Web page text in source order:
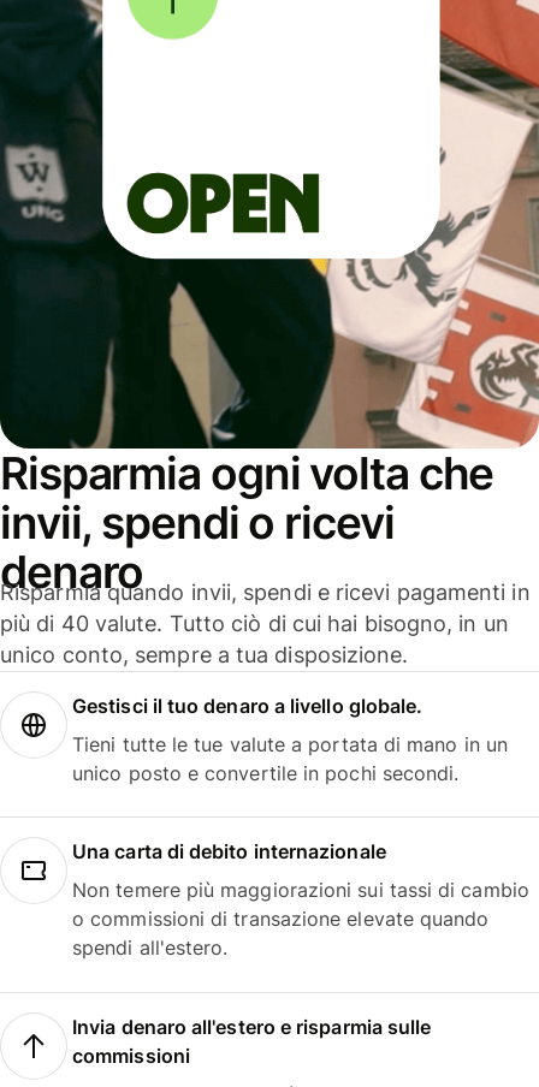
Risparmia ogni volta che
invii, spendi o ricevi
denaro
Risparmia quando invii, spendi e ricevi pagamenti in
più di 40 valute. Tutto ciò di cui hai bisogno, in un
unico conto, sempre a tua disposizione.
Gestisci il tuo denaro a livello globale.
Tieni tutte le tue valute a portata di mano in un
unico posto e convertile in pochi secondi.
Una carta di debito internazionale
Non temere più maggiorazioni sui tassi di cambio
o commissioni di transazione elevate quando
spendi all'estero.
Invia denaro all'estero e risparmia sulle
commissioni